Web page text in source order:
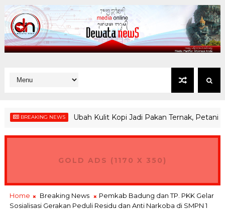
NEWS Ubah Kulit Kopi Jadi Pakan Ternak, Petani
GOLD ADS (1170 X 350)
Home Breaking News
Pemkab Badung dan TP. PKK Gelar
Sosialisasi Gerakan Peduli Residu dan Anti Narkoba di SMPN 1